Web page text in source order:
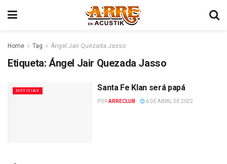
Home Tag Ángel Jair Quezada Jasso
Etiqueta: Ángel Jair Quezada Jasso
NOTICIAS Santa Fe Klan será papá
PORARRECLUB 6 DE ABRIL DE 2022